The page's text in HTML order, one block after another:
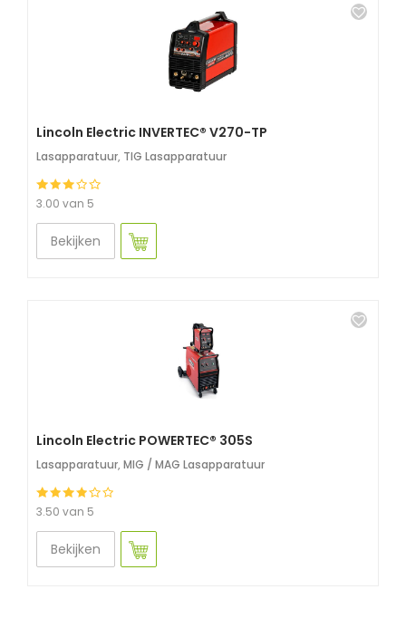
Lincoln Electric INVERTEC® V270-TP
Lasapparatuur, TIG Lasapparatuur
3.00 van 5
Bekijken
Lincoln Electric POWERTEC® 305S
Lasapparatuur, MIG / MAG Lasapparatuur
3.50 van 5
Bekijken